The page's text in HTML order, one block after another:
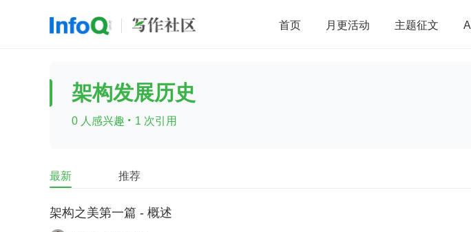
首页 月更活动 主题征文 AI
前端 AI 大数据
查看更多
架构发展历史
0 人感兴趣 · 1 次引用
最新 推荐
架构之美第一篇 - 概述